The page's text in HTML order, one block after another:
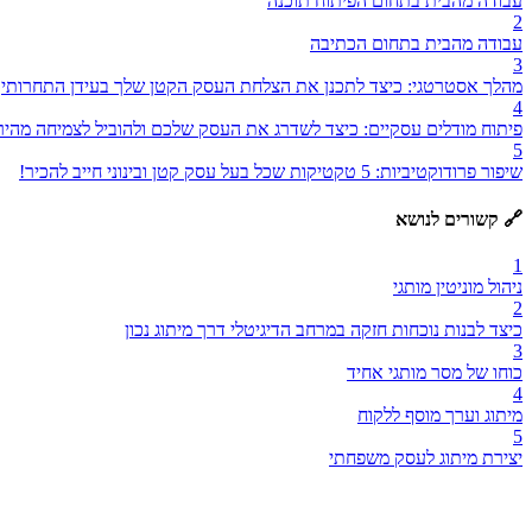
2
עבודה מהבית בתחום הכתיבה
3
מהלך אסטרטגי: כיצד לתכנן את הצלחת העסק הקטן שלך בעידן התחרותי
4
פיתוח מודלים עסקיים: כיצד לשדרג את העסק שלכם ולהוביל לצמיחה
5
שיפור פרודוקטיביות: 5 טקטיקות שכל בעל עסק קטן ובינוני חייב להכיר!
🔗 קשורים לנושא
1
ניהול מוניטין מותגי
2
כיצד לבנות נוכחות חזקה במרחב הדיגיטלי דרך מיתוג נכון
3
כוחו של מסר מותגי אחיד
4
מיתוג וערך מוסף ללקוח
5
יצירת מיתוג לעסק משפחתי